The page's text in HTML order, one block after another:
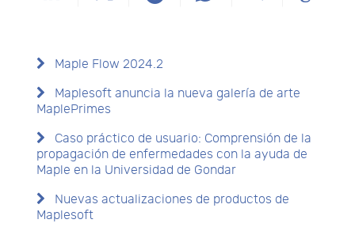
Maple Flow 2024.2
Maplesoft anuncia la nueva galería de arte
MaplePrimes
Caso práctico de usuario: Comprensión de la
propagación de enfermedades con la ayuda de
Maple en la Universidad de Gondar
Nuevas actualizaciones de productos de
Maplesoft